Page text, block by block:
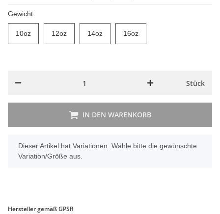
Gewicht
10oz10oz 12oz12oz 14oz14oz 16oz16oz
Stück
IN DEN WARENKORB
x
Dieser Artikel hat Variationen. Wähle bitte die gewünschte
Variation/Größe aus.
Hersteller gemäß GPSR